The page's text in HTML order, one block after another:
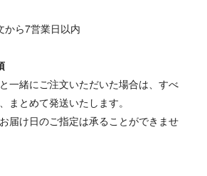
から7営業日以内
一緒にご注文いただいた場合は、すべ
まとめて発送いたします。
届け日のご指定は承ることができませ